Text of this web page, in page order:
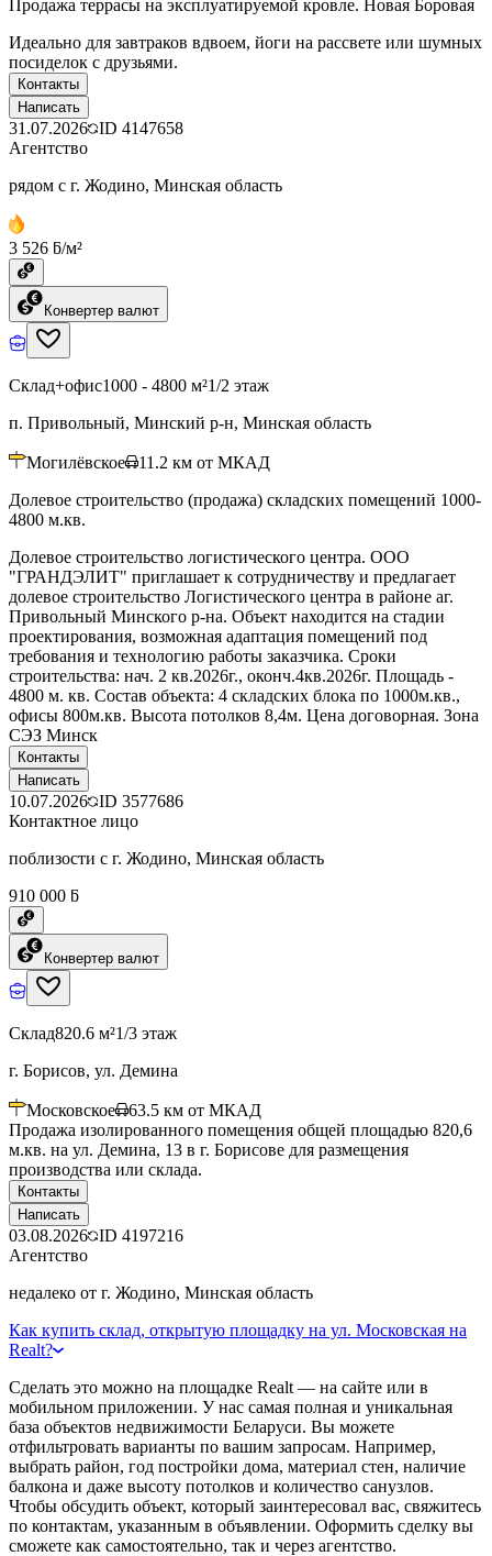
Продажа террасы на эксплуатируемой кровле. Новая Боровая
Идеально для завтраков вдвоем, йоги на рассвете или шумных
посиделок с друзьями.
Контакты
Написать
31.07.2026 ID 4147658
Агентство
рядом с г. Жодино, Минская область
3 526 ƃ/м²
Конвертер валют
Склад+офис1000 - 4800 м²1/2 этаж
п. Привольный, Минский р-н, Минская область
Могилёвское 11.2 км от МКАД
Долевое строительство (продажа) складских помещений 1000-
4800 м.кв.
Долевое строительство логистического центра. ООО
"ГРАНДЭЛИТ" приглашает к сотрудничеству и предлагает
долевое строительство Логистического центра в районе аг.
Привольный Минского р-на. Объект находится на стадии
проектирования, возможная адаптация помещений под
требования и технологию работы заказчика. Сроки
строительства: нач. 2 кв.2026г., оконч.4кв.2026г. Площадь -
4800 м. кв. Состав объекта: 4 складских блока по 1000м.кв.,
офисы 800м.кв. Высота потолков 8,4м. Цена договорная. Зона
СЭЗ Минск
Контакты
Написать
10.07.2026 ID 3577686
Контактное лицо
поблизости с г. Жодино, Минская область
910 000 ƃ
Конвертер валют
Склад820.6 м²1/3 этаж
г. Борисов, ул. Демина
Московское 63.5 км от МКАД
Продажа изолированного помещения общей площадью 820,6
м.кв. на ул. Демина, 13 в г. Борисове для размещения
производства или склада.
Контакты
Написать
03.08.2026 ID 4197216
Агентство
недалеко от г. Жодино, Минская область
Как купить склад, открытую площадку на ул. Московская на
Realt?
Сделать это можно на площадке Realt — на сайте или в
мобильном приложении. У нас самая полная и уникальная
база объектов недвижимости Беларуси. Вы можете
отфильтровать варианты по вашим запросам. Например,
выбрать район, год постройки дома, материал стен, наличие
балкона и даже высоту потолков и количество санузлов.
Чтобы обсудить объект, который заинтересовал вас, свяжитесь
по контактам, указанным в объявлении. Оформить сделку вы
сможете как самостоятельно, так и через агентство.